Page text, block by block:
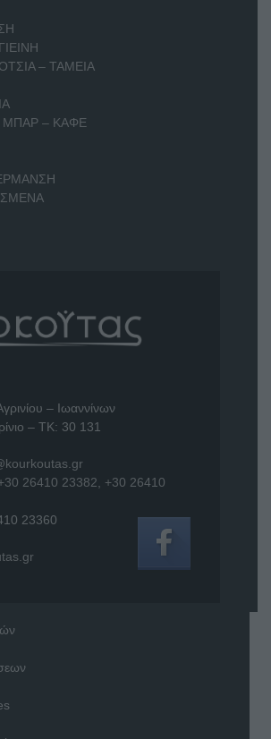
– ΤΑΜΕΙΑ
ΜΠΑΡ – ΚΑΦΕ
– Ιωαννίνων
– ΤΚ: 30 131
26410 23382
+30 26410
23360